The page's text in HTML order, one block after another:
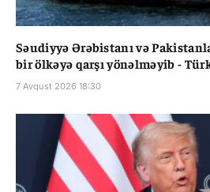
Səudiyyə Ərəbistanı və
bir ölkəyə qarşı yönəlməyib -
7 Avqust 2026 18:30